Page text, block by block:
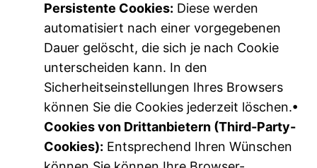
Persistente Cookies: Diese werden
automatisiert nach einer vorgegebenen
Dauer gelöscht, die sich je nach Cookie
unterscheiden kann. In den
Sicherheitseinstellungen Ihres Browsers
können Sie die Cookies jederzeit löschen.•
Cookies von Drittanbietern (Third-Party-
Cookies): Entsprechend Ihren Wünschen